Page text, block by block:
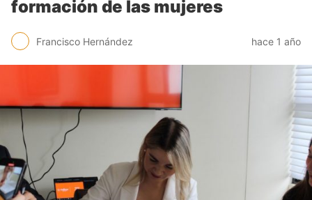
formación de las mujeres
Francisco Hernández hace 1 año